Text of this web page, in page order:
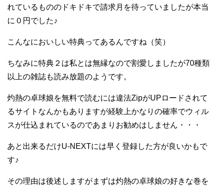
れているもののドキドキで請求月を待っていましたが本当
に０円でした♪
こんなにおいしい特典ってあるんですね（笑）
ちなみに特典２は私とは無縁なので割愛しましたが70種類
以上の雑誌も読み放題のようです。
灼熱の卓球娘を無料で読むには違法ZipがUPロードされて
るサイトなんかもありますが経験上かなりの確率でウィル
スが仕込まれているのであまりお勧めはしません・・・
あと出来るだけU-NEXTには早く登録した方が良いかもで
す♪
その理由は後述しますがまずは灼熱の卓球娘の好きな巻を